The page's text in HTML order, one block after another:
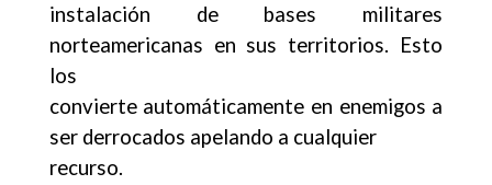
instalación de bases militares
norteamericanas en sus territorios. Esto
los
convierte automáticamente en enemigos a
ser derrocados apelando a cualquier
recurso.